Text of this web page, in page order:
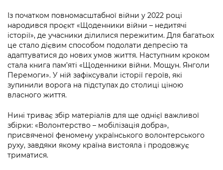
Із початком повномасштабної війни у 2022 році
народився проєкт «Щоденники війни – недитячі
історії», де учасники ділилися пережитим. Для багатьох
це стало дієвим способом подолати депресію та
адаптуватися до нових умов життя. Наступним кроком
стала книга пам’яті «Щоденники війни. Мощун. Янголи
Перемоги». У ній зафіксували історії героїв, які
зупинили ворога на підступах до столиці ціною
власного життя.
Нині триває збір матеріалів для ще однієї важливої
збірки: «Волонтерство – мобілізація добра»,
присвяченої феномену українського волонтерського
руху, завдяки якому країна вистояла і продовжує
триматися.